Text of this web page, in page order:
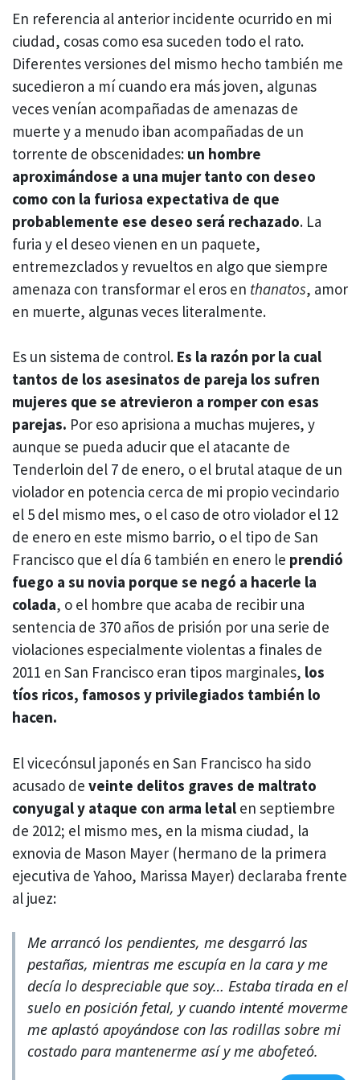
En referencia al anterior incidente ocurrido en mi
ciudad, cosas como esa suceden todo el rato.
Diferentes versiones del mismo hecho también me
sucedieron a mí cuando era más joven, algunas
veces venían acompañadas de amenazas de
muerte y a menudo iban acompañadas de un
torrente de obscenidades: un hombre
aproximándose a una mujer tanto con deseo
como con la furiosa expectativa de que
probablemente ese deseo será rechazado. La
furia y el deseo vienen en un paquete,
entremezclados y revueltos en algo que siempre
amenaza con transformar el eros en thanatos, amor
en muerte, algunas veces literalmente.
Es un sistema de control. Es la razón por la cual
tantos de los asesinatos de pareja los sufren
mujeres que se atrevieron a romper con esas
parejas. Por eso aprisiona a muchas mujeres, y
aunque se pueda aducir que el atacante de
Tenderloin del 7 de enero, o el brutal ataque de un
violador en potencia cerca de mi propio vecindario
el 5 del mismo mes, o el caso de otro violador el 12
de enero en este mismo barrio, o el tipo de San
Francisco que el día 6 también en enero le prendió
fuego a su novia porque se negó a hacerle la
colada, o el hombre que acaba de recibir una
sentencia de 370 años de prisión por una serie de
violaciones especialmente violentas a finales de
2011 en San Francisco eran tipos marginales, los
tíos ricos, famosos y privilegiados también lo
hacen.
El vicecónsul japonés en San Francisco ha sido
acusado de veinte delitos graves de maltrato
conyugal y ataque con arma letal en septiembre
de 2012; el mismo mes, en la misma ciudad, la
exnovia de Mason Mayer (hermano de la primera
ejecutiva de Yahoo, Marissa Mayer) declaraba frente
al juez:
Me arrancó los pendientes, me desgarró las
pestañas, mientras me escupía en la cara y me
decía lo despreciable que soy… Estaba tirada en el
suelo en posición fetal, y cuando intenté moverme
me aplastó apoyándose con las rodillas sobre mi
costado para mantenerme así y me abofeteó.